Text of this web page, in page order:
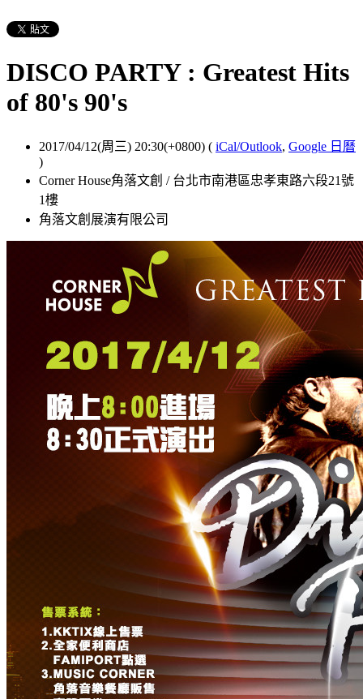
DISCO PARTY : Greatest Hits
of 80's 90's
2017/04/12(周三) 20:30(+0800) ( iCal/Outlook, Google 日曆
)
Corner House角落文創 / 台北市南港區忠孝東路六段21號
1樓
角落文創展演有限公司